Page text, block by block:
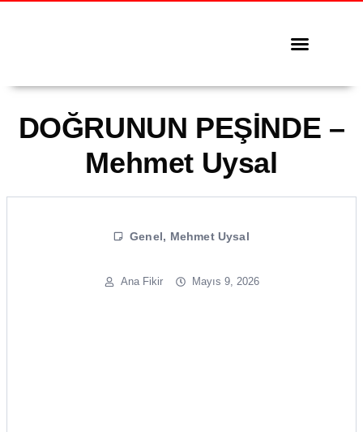
DOĞRUNUN PEŞİNDE –
Mehmet Uysal
Genel, Mehmet Uysal
Ana Fikir Mayıs 9, 2026